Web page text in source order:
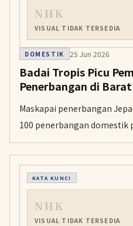
NHK
VISUAL TIDAK TERSEDIA
DOMESTIK 25 Jun 2026
Badai Tropis Picu
Penerbangan di
Maskapai penerbangan
100 penerbangan domestik
tropis kuat mendekati
Sekitar 140 penerbangan
Jumat, dan pembatalan
terjadi.
KATA KUNCI
NHK
VISUAL TIDAK TERSEDIA